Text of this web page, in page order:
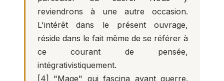
reviendrons à une autre occasion.
L'intérêt dans le présent ouvrage,
réside dans le fait même de se référer à
ce courant de pensée,
intégrativistiquement.
[4]
"Mage" qui fascina avant guerre.